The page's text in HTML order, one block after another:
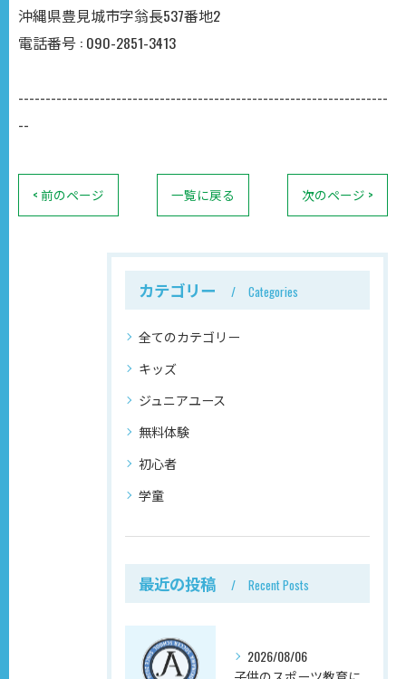
沖縄県豊見城市字翁長537番地2
電話番号 : 090-2851-3413
--------------------------------------------------------------------
--
< 前のページ 一覧に戻る 次のページ >
カテゴリー Categories
全てのカテゴリー
キッズ
ジュニアユース
無料体験
初心者
学童
最近の投稿 Recent Posts
2026/08/06